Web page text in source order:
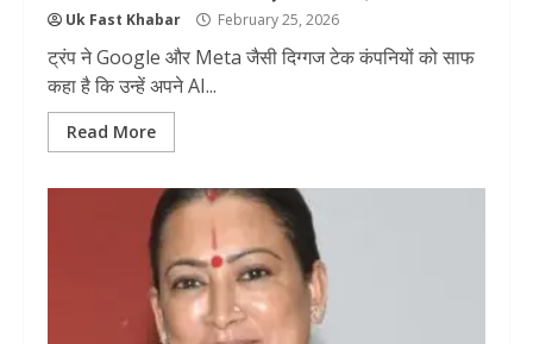
Uk Fast Khabar February 25, 2026
ट्रंप ने Google और Meta जैसी दिग्गज टेक कंपनियों को साफ
कहा है कि उन्हें अपने AI...
Read More